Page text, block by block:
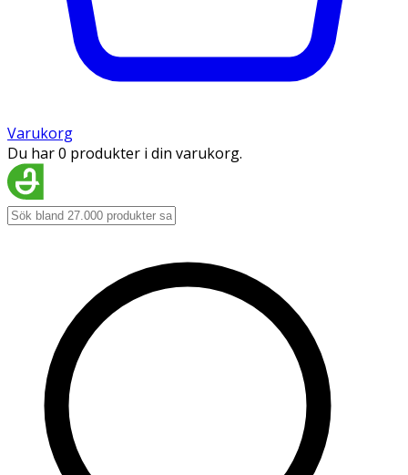
Varukorg
Du har 0 produkter i din varukorg.